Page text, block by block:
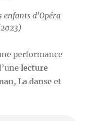
enfants d’Opéra
performance
lecture
La danse et